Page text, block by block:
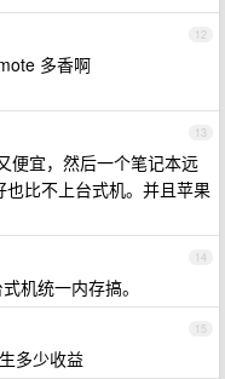
12
多香啊
13
便宜，然后一个笔记本远
比不上台式机。并且苹果
14
机统一内存搞。
15
多少收益